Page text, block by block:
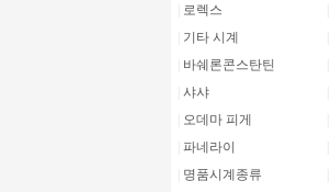
로렉스
기타 시계
바쉐론콘스탄틴
샤샤
오데마 피게
파네라이
명품시계종류